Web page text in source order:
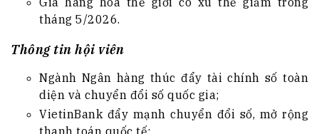
tháng 5/2026.
Thông tin hội viên
Ngành Ngân hàng thúc đẩy tài chính số toàn
diện và chuyển đổi số quốc gia;
VietinBank đẩy mạnh chuyển đổi số, mở rộng
thanh toán quốc tế;